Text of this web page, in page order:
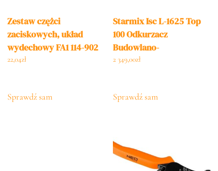
Zestaw czężci
zaciskowych, układ
wydechowy FA1 114-902
22,04zł
Sprawdź sam
Starmix Isc L-1625 Top
100 Odkurzacz
Budowlano-
Przemysłowy 1600W
2 349,00zł
Sprawdź sam